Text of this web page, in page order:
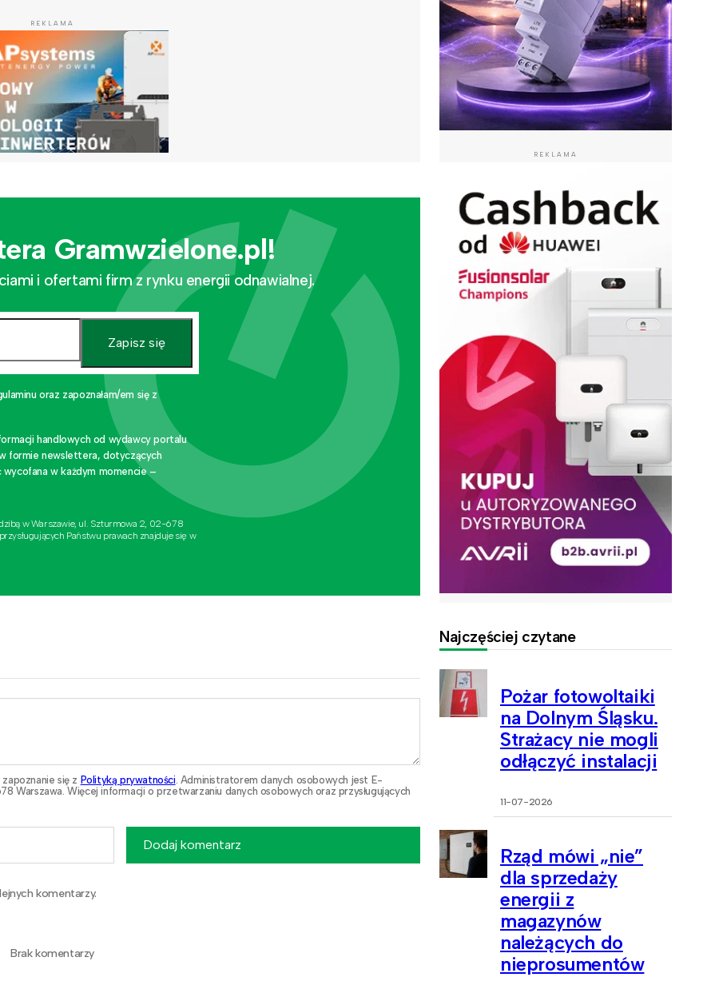
REKLAMA
Gramwzielone.pl!
i ofertami firm z rynku energii odnawialnej.
Zapisz się
oraz zapoznałam/em się z
handlowych od wydawcy portalu
formie newslettera, dotyczących
wycofana w każdym momencie –
w Warszawie, ul. Szturmowa 2, 02-678
Państwu prawach znajduje się w
się z Polityką prywatności . Administratorem danych osobowych jest E-
Warszawa. Więcej informacji o przetwarzaniu danych osobowych oraz przysługujących
komentarzy.
Dodaj komentarz
Brak komentarzy
REKLAMA
Najczęściej czytane
Pożar fotowoltaiki
na Dolnym Śląsku.
Strażacy nie mogli
odłączyć instalacji
11-07-2026
Rząd mówi „nie”
dla sprzedaży
energii z
magazynów
należących do
nieprosumentów